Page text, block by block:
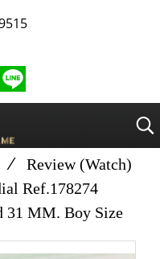
Review (Watch)
Ref.178274
31 MM. Boy Size